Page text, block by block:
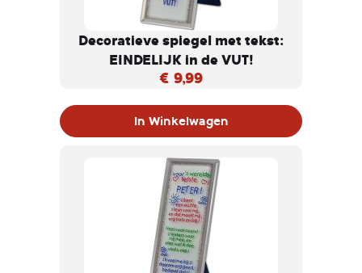
Decoratieve spiegel met tekst:
EINDELIJK in de VUT!
€ 9,99
In Winkelwagen